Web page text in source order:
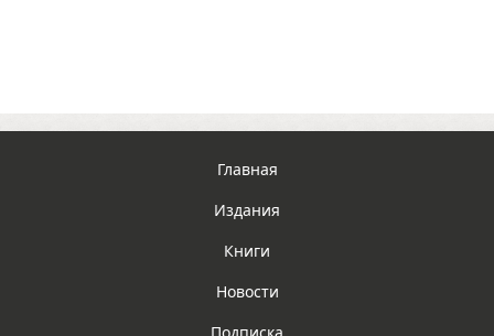
Главная
Издания
Книги
Новости